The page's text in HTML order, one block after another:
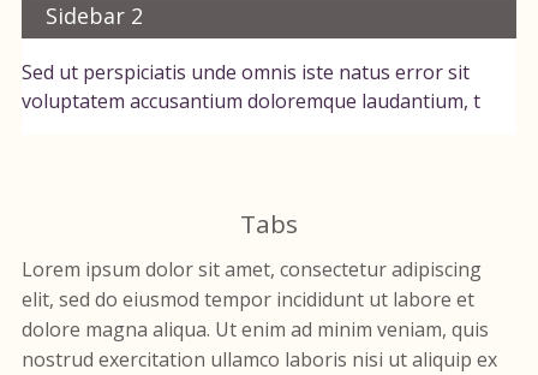
Sidebar 2
Sed ut perspiciatis unde omnis iste natus error sit
voluptatem accusantium doloremque laudantium, t
Tabs
Lorem ipsum dolor sit amet, consectetur adipiscing
elit, sed do eiusmod tempor incididunt ut labore et
dolore magna aliqua. Ut enim ad minim veniam, quis
nostrud exercitation ullamco laboris nisi ut aliquip ex